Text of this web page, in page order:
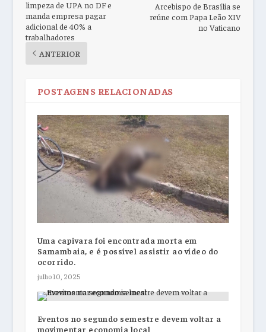
limpeza de UPA no DF e
manda empresa pagar
adicional de 40% a
trabalhadores
ANTERIOR
Arcebispo de Brasília se
reúne com Papa Leão XIV
no Vaticano
POSTAGENS RELACIONADAS
Uma capivara foi encontrada morta em
Samambaia, e é possível assistir ao vídeo do
ocorrido.
julho 10, 2025
Eventos no segundo semestre devem voltar a
movimentar economia local